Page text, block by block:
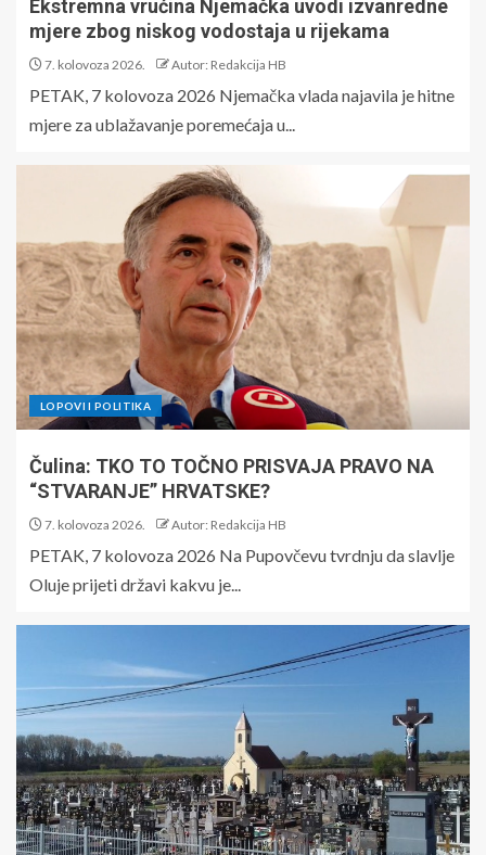
Ekstremna vrućina Njemačka uvodi izvanredne
mjere zbog niskog vodostaja u rijekama
7. kolovoza 2026. Autor: Redakcija HB
PETAK, 7 kolovoza 2026 Njemačka vlada najavila je hitne
mjere za ublažavanje poremećaja u...
LOPOVI I POLITIKA
Čulina: TKO TO TOČNO PRISVAJA PRAVO NA
“STVARANJE” HRVATSKE?
7. kolovoza 2026. Autor: Redakcija HB
PETAK, 7 kolovoza 2026 Na Pupovčevu tvrdnju da slavlje
Oluje prijeti državi kakvu je...